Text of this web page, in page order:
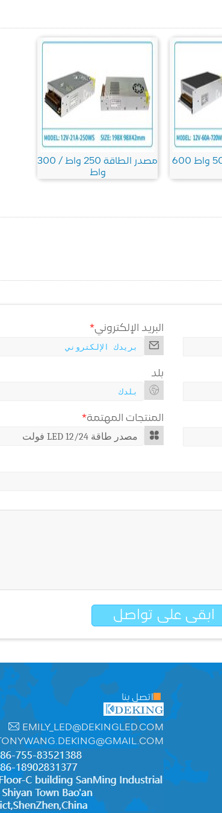
مصدر الطاقة 500 واط 600
مصدر الطاقة 250 واط / 300
واط
البريد الإلكتروني*
بلد
المنتجات المهتمة*
ابقى على تواصل
اتصل بنا
EMILY_LED@DEKINGLED.COM
TONYWANG.DEKING@GMAIL.COM